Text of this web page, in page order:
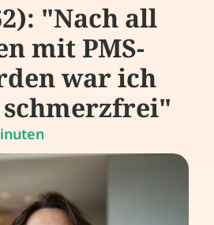
"Nach all
mit PMS-
war ich